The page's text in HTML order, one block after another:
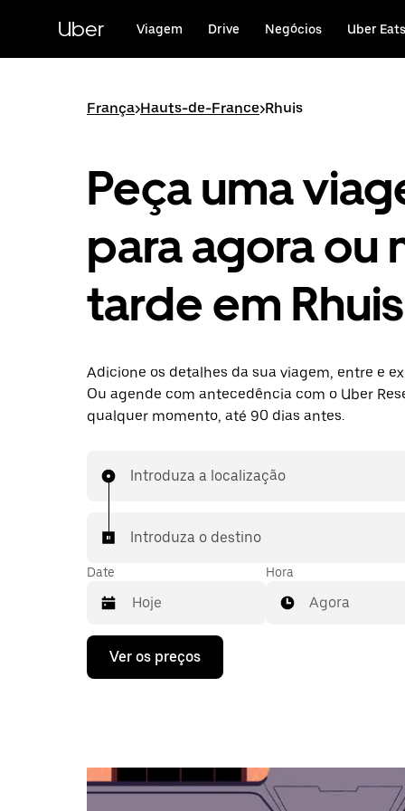
conteúdo
Uber Viagem Drive Negócios Uber Eats
França>Hauts-de-France>Rhuis
Peça uma
para agora ou
tarde em Rhuis
Adicione os detalhes da sua viagem, entre e
Ou agende com antecedência com o Uber
qualquer momento, até 90 dias antes.
Introduza a localização
Introduza o destino
Date
Prima
tecla
o
calendário
Hora
Agora
Ver os preços